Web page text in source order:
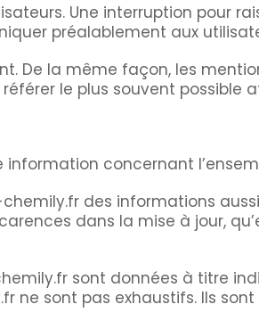
Une interruption pour
préalablement aux
De la même façon, les
le plus souvent possible
concernant
des informations
dans la mise à jour,
sont données à titre
ne sont pas exhaustifs. Ils